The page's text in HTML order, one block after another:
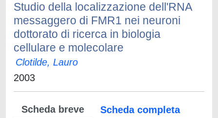
Studio della localizzazione dell'RNA
messaggero di FMR1 nei neuroni
dottorato di ricerca in biologia
cellulare e molecolare
Clotilde, Lauro
2003
Scheda breve
Scheda completa